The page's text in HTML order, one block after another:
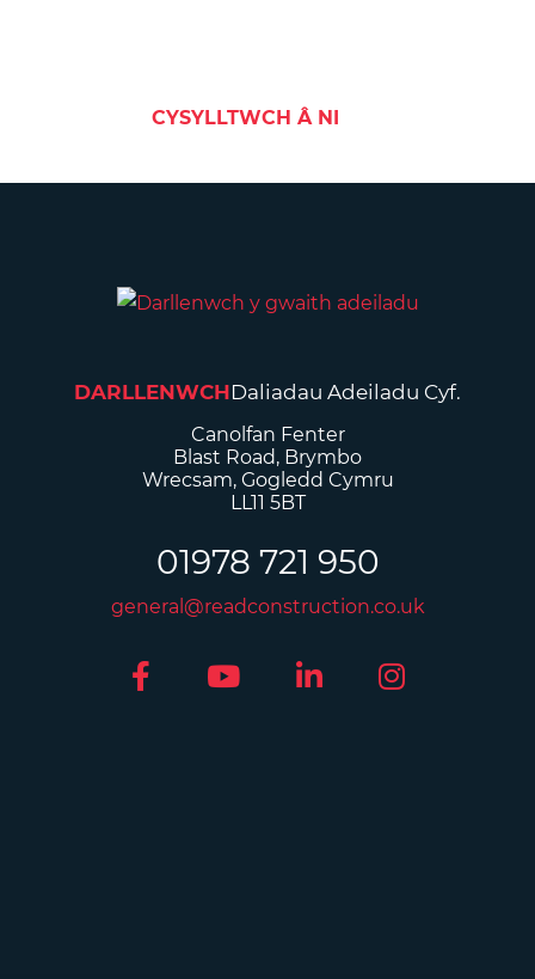
CYSYLLTWCH Â NI
DARLLENWCHDaliadau Adeiladu Cyf.
Canolfan Fenter
Blast Road, Brymbo
Wrecsam, Gogledd Cymru
LL11 5BT
01978 721 950
general@readconstruction.co.uk